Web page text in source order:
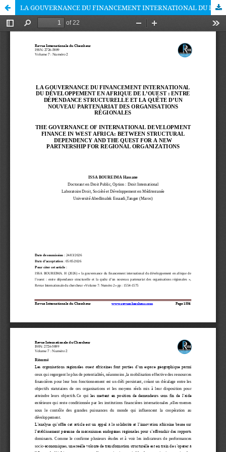
LA GOUVERNANCE DU FINANCEMENT INTERNATIONAL DU DÉVELOPPEMENT EN AFRIQUE DE L’OUEST : ENTRE DÉPENDANCE STRUCTURELLE ET LA QUÊTE D’UN NOUVEAU PARTENARIAT DES ORGANISATIONS RÉGIONALES